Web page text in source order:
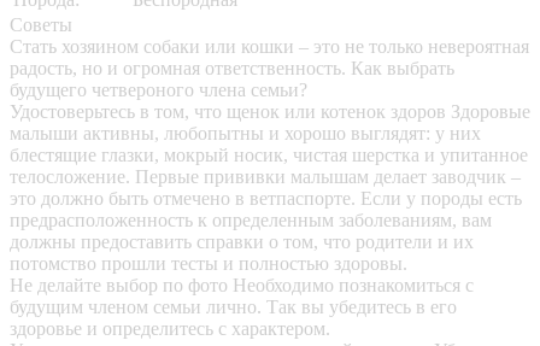
Советы
Стать хозяином собаки или кошки – это не только невероятная
радость, но и огромная ответственность. Как выбрать
будущего четвероного члена семьи?
Удостоверьтесь в том, что щенок или котенок здоров Здоровые
малыши активны, любопытны и хорошо выглядят: у них
блестящие глазки, мокрый носик, чистая шерстка и упитанное
телосложение. Первые прививки малышам делает заводчик –
это должно быть отмечено в ветпаспорте. Если у породы есть
предрасположенность к определенным заболеваниям, вам
должны предоставить справки о том, что родители и их
потомство прошли тесты и полностью здоровы.
Не делайте выбор по фото Необходимо познакомиться с
будущим членом семьи лично. Так вы убедитесь в его
здоровье и определитесь с характером.